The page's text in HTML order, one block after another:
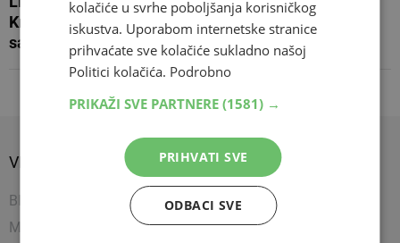
Kruzima: 'U ponedjeljak ne šutimo. Rame uz rame,
sačuvajmo Kruge'
VIJESTI
BIH
Mostar
SPORT
Nogomet
Košarka
SHOW
Napredujem
kolačiće u svrhe poboljšanja korisničkog
iskustva. Uporabom internetske stranice
prihvaćate sve kolačiće sukladno našoj
Politici kolačića. Podrobno
PRIKAŽI SVE PARTNERE (1581) →
PRIHVATI SVE
ODBACI SVE